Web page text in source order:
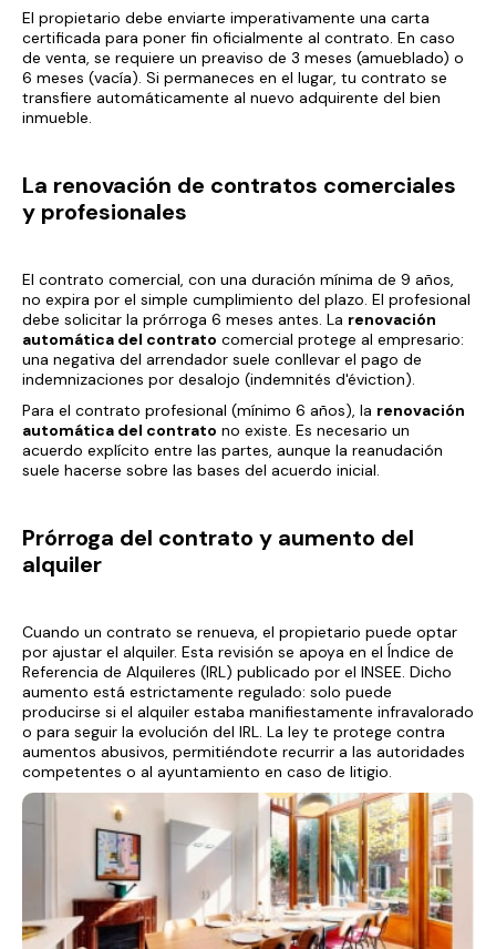
El propietario debe enviarte imperativamente una carta
certificada para poner fin oficialmente al contrato. En caso
de venta, se requiere un preaviso de 3 meses (amueblado) o
6 meses (vacía). Si permaneces en el lugar, tu contrato se
transfiere automáticamente al nuevo adquirente del bien
inmueble.
La renovación de contratos comerciales
y profesionales
El contrato comercial, con una duración mínima de 9 años,
no expira por el simple cumplimiento del plazo. El profesional
debe solicitar la prórroga 6 meses antes. La renovación
automática del contrato comercial protege al empresario:
una negativa del arrendador suele conllevar el pago de
indemnizaciones por desalojo (indemnités d'éviction).
Para el contrato profesional (mínimo 6 años), la renovación
automática del contrato no existe. Es necesario un
acuerdo explícito entre las partes, aunque la reanudación
suele hacerse sobre las bases del acuerdo inicial.
Prórroga del contrato y aumento del
alquiler
Cuando un contrato se renueva, el propietario puede optar
por ajustar el alquiler. Esta revisión se apoya en el Índice de
Referencia de Alquileres (IRL) publicado por el INSEE. Dicho
aumento está estrictamente regulado: solo puede
producirse si el alquiler estaba manifiestamente infravalorado
o para seguir la evolución del IRL. La ley te protege contra
aumentos abusivos, permitiéndote recurrir a las autoridades
competentes o al ayuntamiento en caso de litigio.